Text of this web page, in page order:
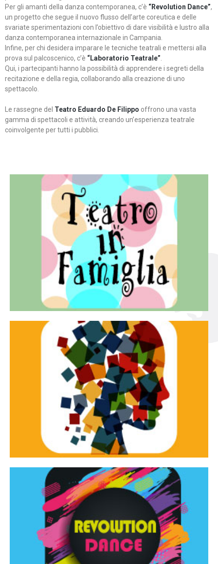
Per gli amanti della danza contemporanea, c’è “Revolution Dance”,
un progetto che segue il nuovo flusso dell’arte coreutica e delle
svariate sperimentazioni con l’obiettivo di dare visibilità e lustro alla
danza contemporanea internazionale in Campania.
Infine, per chi desidera imparare le tecniche teatrali e mettersi alla
prova sul palcoscenico, c’è “Laboratorio Teatrale”
Qui, i partecipanti hanno la possibilità di apprendere i segreti della
recitazione e della regia, collaborando alla creazione di uno
spettacolo.
Le rassegne del Teatro Eduardo De Filippo offrono una vasta
gamma di spettacoli e attività, creando un’esperienza teatrale
coinvolgente per tutti i pubblici.
Teatro in famiglia
Teatro In Famiglia è una rassegna di teatro concepita
per far condividere e godere del teatro all’intera
famiglia.
Continua
Tracce dinamiche
Tracce Dinamiche è una rassegna di teatro
d’innovazione e sperimentale.
Continua
Revolution Dance
Rassegna di danza contemporanea – I Edizione